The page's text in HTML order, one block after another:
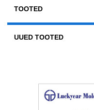
TOOTED
UUED TOOTED